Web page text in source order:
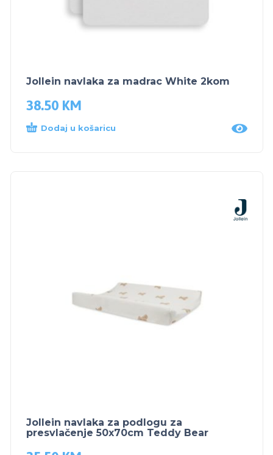
Jollein navlaka za madrac White 2kom
38.50 KM
Dodaj u košaricu
Jollein navlaka za podlogu za
presvlačenje 50x70cm Teddy Bear